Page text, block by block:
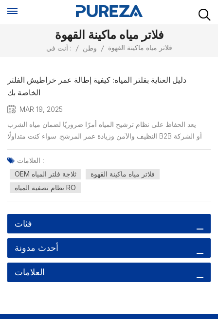
فلاتر مياه ماكينة القهوة
أنت في : / وطن / فلاتر مياه ماكينة القهوة
دليل العناية بفلتر المياه: كيفية إطالة عمر خراطيش الفلتر
الخاصة بك
MAR 19, 2025
يعد الحفاظ على نظام ترشيح المياه أمرًا ضروريًا لضمان مياه الشرب
النظيف والآمن وزيادة عمر المرشح. سواء كنت متداولًا B2B أو الشركة
المصنعة للاتصالات مع OEM أو سوبر ماركت كبير يحصل على مرشحات
المياه عالية الجودة ، فإن فهم صيانة المرشح المناسبة يمكن أن يوفر لك
الوقت والتكاليف.لماذا تصفية مسائل الصيانةمر...
العلامات :
OEM ثلاجة فلتر المياه
فلاتر مياه ماكينة القهوة
نظام تصفية المياه RO
فئات
أحدث مدونة
العلامات